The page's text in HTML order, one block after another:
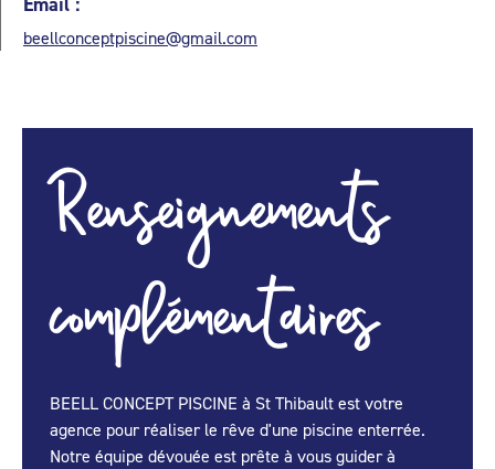
beellconceptpiscine@gmail.com
Renseignements
complémentaires
BEELL CONCEPT PISCINE à St Thibault est votre
agence pour réaliser le rêve d'une piscine enterrée.
Notre équipe dévouée est prête à vous guider à